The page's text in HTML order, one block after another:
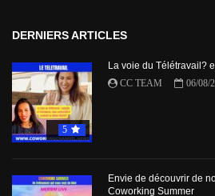
DERNIERS ARTICLES
5
La voie du Télétravail?
CC TEAM
06/08/
Envie de découvrir de
Coworking Summer